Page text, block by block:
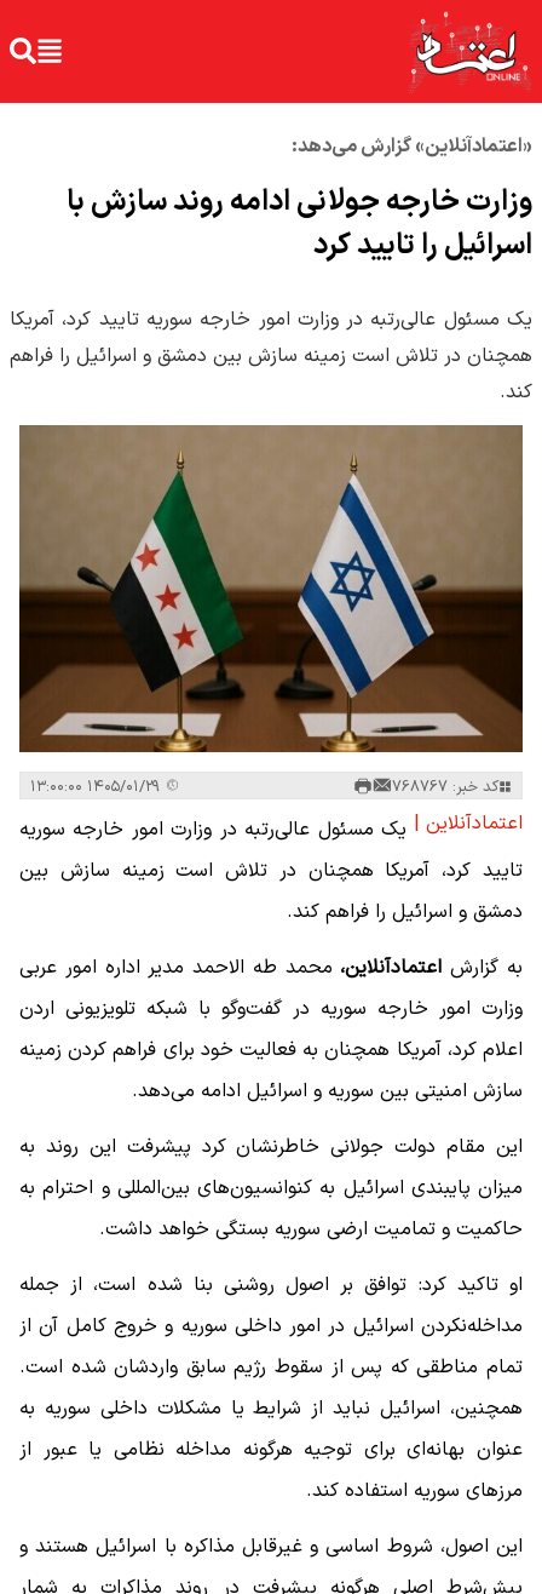
«اعتمادآنلاین» گزارش می‌دهد:
وزارت خارجه جولانی ادامه روند سازش با
اسرائیل را تایید کرد
یک مسئول عالی‌رتبه در وزارت امور خارجه سوریه تایید کرد، آمریکا
همچنان در تلاش است زمینه سازش بین دمشق و اسرائیل را فراهم
کند.
کد خبر: 768767
اعتمادآنلاین | یک مسئول عالی‌رتبه در وزارت امور خارجه سوریه
تایید کرد، آمریکا همچنان در تلاش است زمینه سازش بین
دمشق و اسرائیل را فراهم کند.
به گزارش اعتمادآنلاین، محمد طه الاحمد مدیر اداره امور عربی
وزارت امور خارجه سوریه در گفت‌وگو با شبکه تلویزیونی اردن
اعلام کرد، آمریکا همچنان به فعالیت خود برای فراهم کردن زمینه
سازش امنیتی بین سوریه و اسرائیل ادامه می‌دهد.
این مقام دولت جولانی خاطرنشان کرد پیشرفت این روند به
میزان پایبندی اسرائیل به کنوانسیون‌های بین‌المللی و احترام به
حاکمیت و تمامیت ارضی سوریه بستگی خواهد داشت.
او تاکید کرد: توافق بر اصول روشنی بنا شده است، از جمله
مداخله‌نکردن اسرائیل در امور داخلی سوریه و خروج کامل آن از
تمام مناطقی که پس از سقوط رژیم سابق واردشان شده است.
همچنین، اسرائیل نباید از شرایط یا مشکلات داخلی سوریه به
عنوان بهانه‌ای برای توجیه هرگونه مداخله نظامی یا عبور از
مرزهای سوریه استفاده کند.
این اصول، شروط اساسی و غیرقابل مذاکره با اسرائیل هستند و
پیش‌شرط اصلی هرگونه پیشرفت در روند مذاکرات به شمار